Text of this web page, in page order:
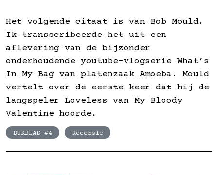
Het volgende citaat is van Bob Mould.
Ik transscribeerde het uit een
aflevering van de bijzonder
onderhoudende youtube-vlogserie What’s
In My Bag van platenzaak Amoeba. Mould
vertelt over de eerste keer dat hij de
langspeler Loveless van My Bloody
Valentine hoorde.
BUKBLAD #4 Recensie